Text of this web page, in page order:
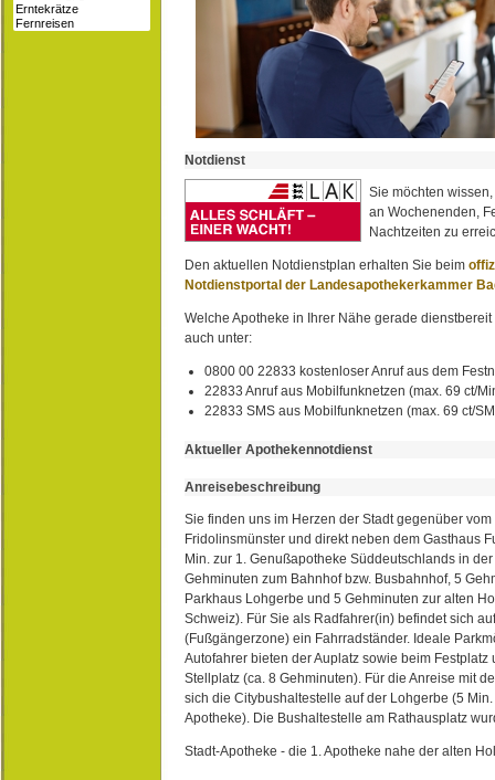
Notdienst
Sie möchten
an Wochenenden,
Nachtzeiten zu
Den aktuellen Notdienstplan erhalten Sie beim
Notdienstportal der Landesapothekerkammer
Welche Apotheke in Ihrer Nähe gerade
auch unter:
0800 00 22833 kostenloser Anruf aus dem
22833 Anruf aus Mobilfunknetzen (max. 69 ct/
22833 SMS aus Mobilfunknetzen (max. 69 ct/
Aktueller Apothekennotdienst
Anreisebeschreibung
Sie finden uns im Herzen der Stadt gegenüber
Fridolinsmünster und direkt neben dem Gasthaus
Min. zur 1. Genußapotheke Süddeutschlands in
Gehminuten zum Bahnhof bzw. Busbahnhof, 5
Parkhaus Lohgerbe und 5 Gehminuten zur alten
Schweiz). Für Sie als Radfahrer(in) befindet sich
(Fußgängerzone) ein Fahrradständer. Ideale
Autofahrer bieten der Auplatz sowie beim Festplatz
Stellplatz (ca. 8 Gehminuten). Für die Anreise mit
sich die Citybushaltestelle auf der Lohgerbe (5
Apotheke). Die Bushaltestelle am Rathausplatz
Stadt-Apotheke - die 1. Apotheke nahe der alten